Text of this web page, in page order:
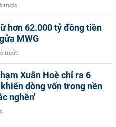
trước
hơn 62.000 tỷ đồng tiền
MWG
trước
Xuân Hoè chỉ ra 6
dòng vốn trong nền
nghẽn'